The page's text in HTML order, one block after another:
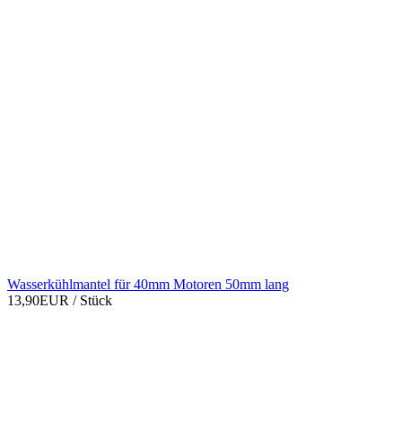
Wasserkühlmantel für 40mm Motoren 50mm lang
13,90EUR / Stück